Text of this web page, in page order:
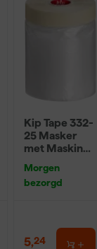
Kip Tape 332-
25 Masker
met Masking
33m
Morgen
bezorgd
5,24